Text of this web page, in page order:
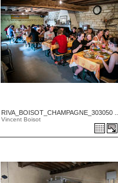
RIVA_BOISOT_CHAMPAGNE_303050
Vincent Boisot